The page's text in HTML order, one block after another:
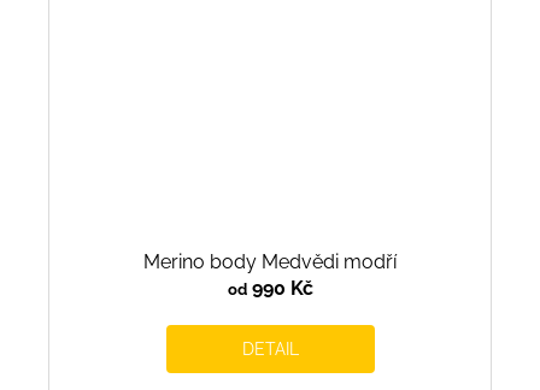
Merino body Medvědi modří
od990 Kč
DETAIL